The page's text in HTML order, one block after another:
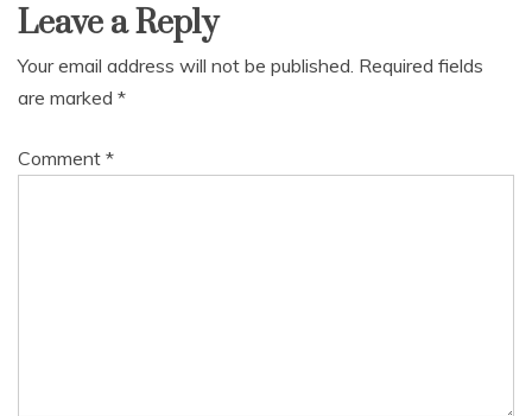
Leave a Reply
Your email address will not be published. Required fields
are marked *
Comment *